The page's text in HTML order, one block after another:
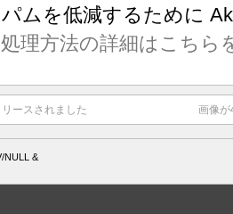
ムを低減するために
理方法の詳細はこちら
ースされました 画像が
NULL &